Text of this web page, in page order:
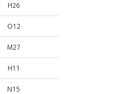
H26
O12
M27
H11
N15